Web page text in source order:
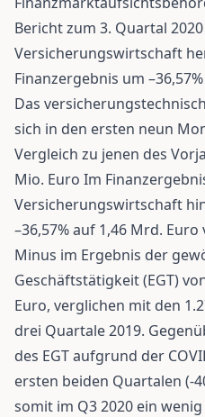
Bericht zum 3. Quartal
Versicherungswirtschaft
Finanzergebnis um
Das
sich in den ersten neun
Vergleich zu jenen des
Mio. Euro Im
Versicherungswirtschaft
–36,57% auf 1,46 Mrd.
Minus im Ergebnis der
Geschäftstätigkeit (EGT)
Euro, verglichen mit den
drei Quartale 2019.
des EGT aufgrund der
ersten beiden Quartalen (-
somit im Q3 2020 ein